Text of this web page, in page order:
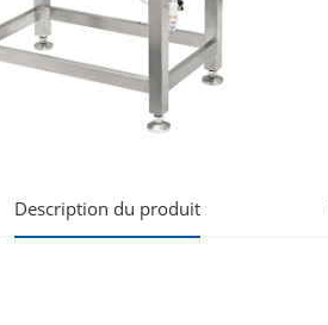
Description du produit